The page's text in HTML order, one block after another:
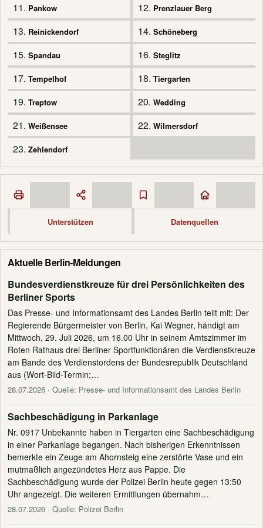
11. Pankow 12. Prenzlauer Berg
13. Reinickendorf 14. Schöneberg
15. Spandau 16. Steglitz
17. Tempelhof 18. Tiergarten
19. Treptow 20. Wedding
21. Weißensee 22. Wilmersdorf
23. Zehlendorf
Unterstützen Datenquellen
Aktuelle Berlin-Meldungen
Bundesverdienstkreuze für drei Persönlichkeiten des
Berliner Sports
Das Presse- und Informationsamt des Landes Berlin teilt mit: Der
Regierende Bürgermeister von Berlin, Kai Wegner, händigt am
Mittwoch, 29. Juli 2026, um 16.00 Uhr in seinem Amtszimmer im
Roten Rathaus drei Berliner Sportfunktionären die Verdienstkreuze
am Bande des Verdienstordens der Bundesrepublik Deutschland
aus (Wort-Bild-Termin;…
28.07.2026 · Quelle: Presse- und Informationsamt des Landes Berlin
Sachbeschädigung in Parkanlage
Nr. 0917 Unbekannte haben in Tiergarten eine Sachbeschädigung
in einer Parkanlage begangen. Nach bisherigen Erkenntnissen
bemerkte ein Zeuge am Ahornsteig eine zerstörte Vase und ein
mutmaßlich angezündetes Herz aus Pappe. Die
Sachbeschädigung wurde der Polizei Berlin heute gegen 13:50
Uhr angezeigt. Die weiteren Ermittlungen übernahm…
28.07.2026 · Quelle: Polizei Berlin